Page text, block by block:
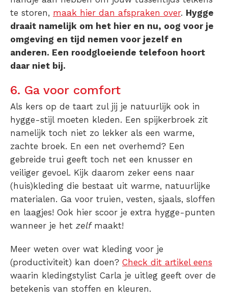
te storen, maak hier dan afspraken over. Hygge
draait namelijk om het hier en nu, oog voor je
omgeving en tijd nemen voor jezelf en
anderen. Een roodgloeiende telefoon hoort
daar niet bij.
6. Ga voor comfort
Als kers op de taart zul jij je natuurlijk ook in
hygge-stijl moeten kleden. Een spijkerbroek zit
namelijk toch niet zo lekker als een warme,
zachte broek. En een net overhemd? Een
gebreide trui geeft toch net een knusser en
veiliger gevoel. Kijk daarom zeker eens naar
(huis)kleding die bestaat uit warme, natuurlijke
materialen. Ga voor truien, vesten, sjaals, sloffen
en laagjes! Ook hier scoor je extra hygge-punten
wanneer je het zelf maakt!
Meer weten over wat kleding voor je
(productiviteit) kan doen? Check dit artikel eens
waarin kledingstylist Carla je uitleg geeft over de
betekenis van stoffen en kleuren.